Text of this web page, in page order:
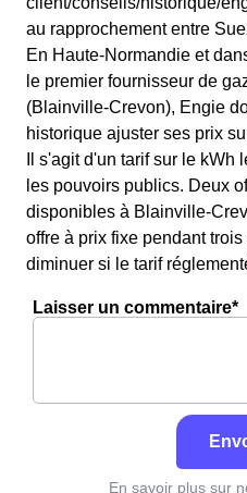
au rapprochement entre
En Haute-Normandie et
le premier fournisseur de
(Blainville-Crevon), Engie
historique ajuster ses prix
Il s'agit d'un tarif sur le
les pouvoirs publics. Deux
disponibles à Blainville-
offre à prix fixe pendant
diminuer si le tarif
Laisser un commentaire*
En savoir plus sur